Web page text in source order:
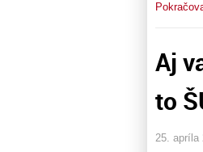
Aj
to
25. apríla